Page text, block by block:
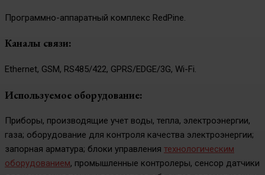
Программно-аппаратный комплекс RedPine.
Каналы связи:
Ethernet, GSM, RS485/422, GPRS/EDGE/3G, Wi-Fi.
Используемое оборудование:
Приборы, производящие учет воды, тепла, электроэнергии,
газа; оборудование для контроля качества электроэнергии;
запорная арматура; блоки управления технологическим
оборудованием, промышленные контролеры, сенсор датчики